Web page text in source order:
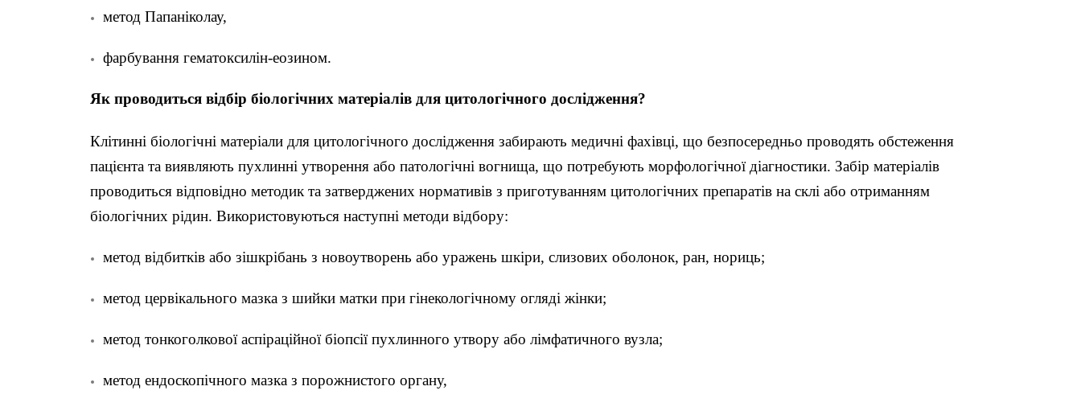
метод Папаніколау,
фарбування гематоксилін-еозином.
Як проводиться відбір біологічних матеріалів для цитологічного дослідження?
Клітинні біологічні матеріали для цитологічного дослідження забирають медичні фахівці, що безпосередньо проводять обстеження
пацієнта та виявляють пухлинні утворення або патологічні вогнища, що потребують морфологічної діагностики. Забір матеріалів
проводиться відповідно методик та затверджених нормативів з приготуванням цитологічних препаратів на склі або отриманням
біологічних рідин. Використовуються наступні методи відбору:
метод відбитків або зішкрібань з новоутворень або уражень шкіри, слизових оболонок, ран, нориць;
метод цервікального мазка з шийки матки при гінекологічному огляді жінки;
метод тонкоголкової аспіраційної біопсії пухлинного утвору або лімфатичного вузла;
метод ендоскопічного мазка з порожнистого органу,